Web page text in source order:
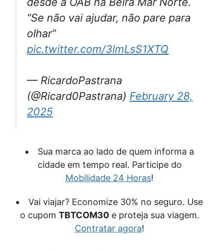
“Se não vai ajudar, não pare para
olhar”
pic.twitter.com/3lmLsS1XTQ
— RicardoPastrana
(@Ricard0Pastrana) February 28,
2025
Sua marca ao lado de quem informa a
cidade em tempo real. Participe do
Mobilidade 24 Horas!
Vai viajar? Economize 30% no seguro. Use
o cupom TBTCOM30e proteja sua viagem.
Contratar agora!